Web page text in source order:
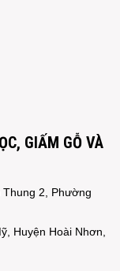
GIẤM GỖ VÀ
2, Phường
Huyện Hoài Nhơn,